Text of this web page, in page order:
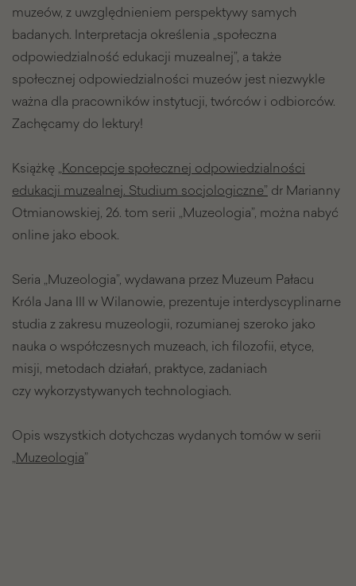
muzeów, z uwzględnieniem perspektywy samych
badanych. Interpretacja określenia „społeczna
odpowiedzialność edukacji muzealnej”, a także
społecznej odpowiedzialności muzeów jest niezwykle
ważna dla pracowników instytucji, twórców i odbiorców.
Zachęcamy do lektury!
Książkę „Koncepcje społecznej odpowiedzialności
edukacji muzealnej. Studium socjologiczne” dr Marianny
Otmianowskiej, 26. tom serii „Muzeologia”, można nabyć
online jako ebook.
Seria „Muzeologia”, wydawana przez Muzeum Pałacu
Króla Jana III w Wilanowie, prezentuje interdyscyplinarne
studia z zakresu muzeologii, rozumianej szeroko jako
nauka o współczesnych muzeach, ich filozofii, etyce,
misji, metodach działań, praktyce, zadaniach
czy wykorzystywanych technologiach.
Opis wszystkich dotychczas wydanych tomów w serii
„Muzeologia”